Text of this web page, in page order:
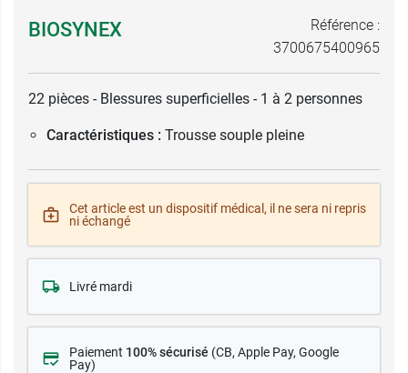
BIOSYNEX
Référence :
3700675400965
22 pièces - Blessures superficielles - 1 à 2 personnes
Caractéristiques : Trousse souple pleine
Cet article est un dispositif médical, il ne sera ni repris
ni échangé
Livré mardi
Paiement 100% sécurisé (CB, Apple Pay, Google
Pay)